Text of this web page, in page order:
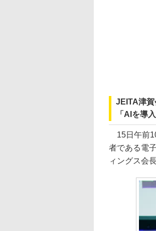
JEITA津賀
「AIを導
15日午前
者である電
ィングス会